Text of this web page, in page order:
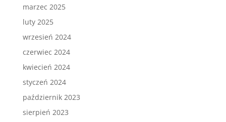
marzec 2025
luty 2025
wrzesień 2024
czerwiec 2024
kwiecień 2024
styczeń 2024
październik 2023
sierpień 2023